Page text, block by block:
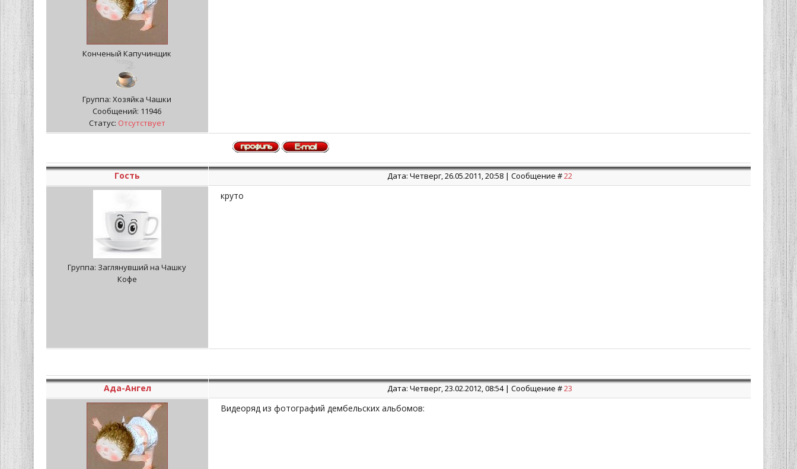
Конченый Капучинщик
Группа: Хозяйка Чашки
Сообщений: 11946
Статус: Отсутствует
Гость Дата: Четверг, 26.05.2011, 20:58 | Сообщение #22
Группа: Заглянувший на Чашку
Кофе
круто
Ада-Ангел Дата: Четверг, 23.02.2012, 08:54 | Сообщение #23
Видеоряд из фотографий дембельских альбомов: